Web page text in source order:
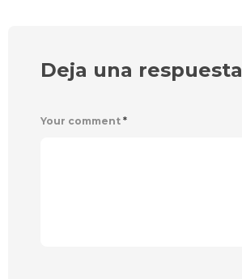
Deja una respuesta
Your comment *